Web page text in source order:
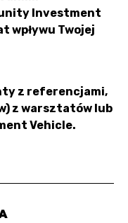
Investment
wpływu Twojej
z referencjami,
z warsztatów lub
Vehicle.